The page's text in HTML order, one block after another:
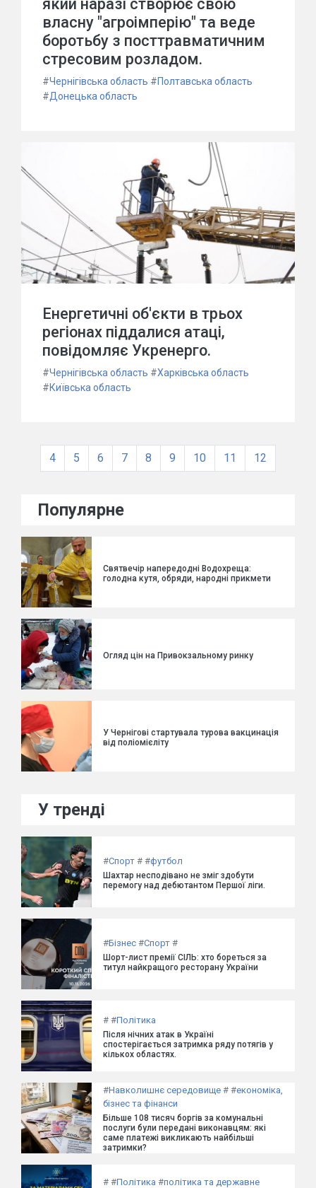
який наразі створює свою
власну "агроімперію" та веде
боротьбу з посттравматичним
стресовим розладом.
#Чернігівська область #Полтавська область
#Донецька область
Енергетичні об'єкти в трьох
регіонах піддалися атаці,
повідомляє Укренерго.
#Чернігівська область #Харківська область
#Київська область
4 5 6 7 8 9 10 11 12
Популярне
Святвечір напередодні Водохреща:
голодна кутя, обряди, народні прикмети
Огляд цін на Привокзальному ринку
У Чернігові стартувала турова вакцинація
від поліомієліту
У тренді
#Спорт # #футбол
Шахтар несподівано не зміг здобути
перемогу над дебютантом Першої ліги.
#Бізнес #Спорт #
Шорт-лист премії СІЛЬ: хто бореться за
титул найкращого ресторану України
# #Політика
Після нічних атак в Україні
спостерігається затримка ряду потягів у
кількох областях.
#Навколишнє середовище # #економіка,
бізнес та фінанси
Більше 108 тисяч боргів за комунальні
послуги були передані виконавцям: які
саме платежі викликають найбільші
затримки?
# #Політика #політика та державне